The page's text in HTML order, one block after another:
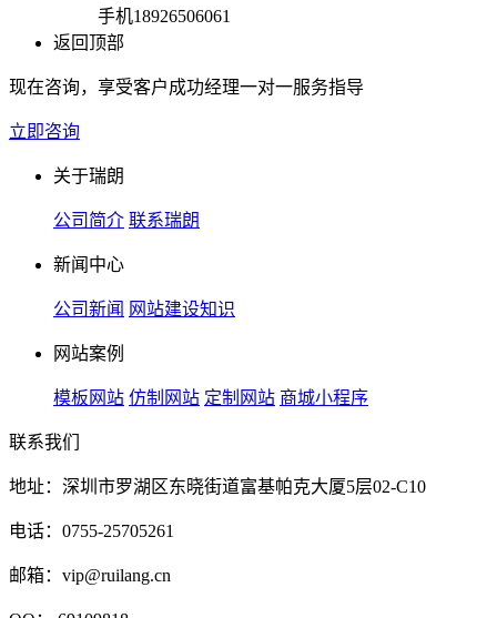
手机18926506061
返回顶部
现在咨询，享受客户成功经理一对一服务指导
立即咨询
关于瑞朗
公司简介 联系瑞朗
新闻中心
公司新闻 网站建设知识
网站案例
模板网站 仿制网站 定制网站 商城小程序
联系我们
地址：深圳市罗湖区东晓街道富基帕克大厦5层02-C10
电话：0755-25705261
邮箱：vip@ruilang.cn